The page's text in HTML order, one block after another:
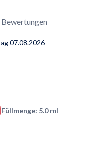
Bewertungen
07.08.2026
Füllmenge: 5.0 ml